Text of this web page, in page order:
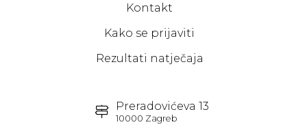
Kontakt
Kako se prijaviti
Rezultati natječaja
Preradovićeva 13
10000 Zagreb